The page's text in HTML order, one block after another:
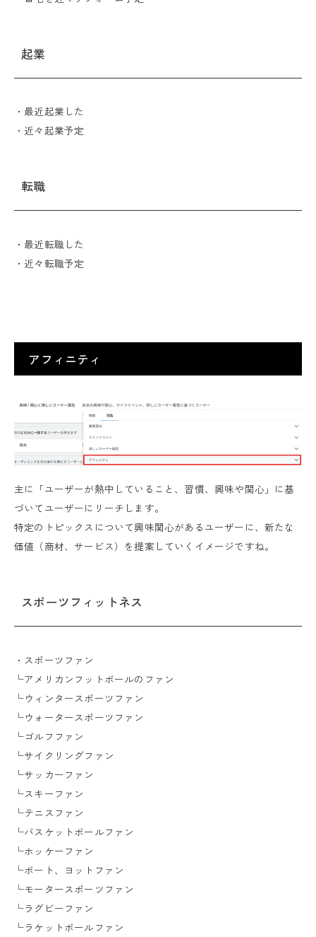
起業
・最近起業した
・近々起業予定
転職
・最近転職した
・近々転職予定
アフィニティ
主に「ユーザーが熱中していること、習慣、興味や関心」に基
づいてユーザーにリーチします。
特定のトピックスについて興味関心があるユーザーに、新たな
価値（商材、サービス）を提案していくイメージですね。
スポーツフィットネス
・スポーツファン
└アメリカンフットボールのファン
└ウィンタースポーツファン
└ウォータースポーツファン
└ゴルフファン
└サイクリングファン
└サッカーファン
└スキーファン
└テニスファン
└バスケットボールファン
└ホッケーファン
└ボート、ヨットファン
└モータースポーツファン
└ラグビーファン
└ラケットボールファン